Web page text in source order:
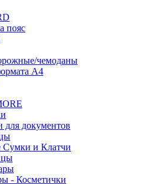
пояс
чемоданы
А4
документов
Сумки и Клатчи
- Косметички